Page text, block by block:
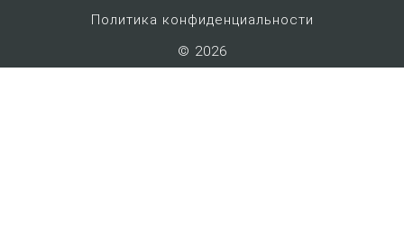
© 2026
Политика конфиденциальности